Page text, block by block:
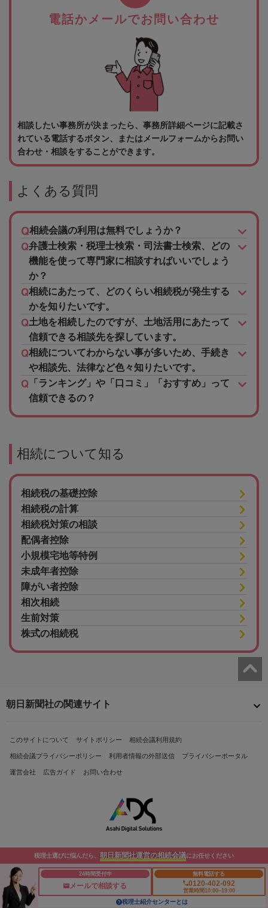
電話かメールでお問い合わせ
相談したい事務所が決まったら、事務所詳細ページに記載さ
れている電話するボタン、またはメールフォームからお問い
合わせ・相談をすることができます。
よくある質問
相続会議の利用は無料でしょうか？
弁護士検索・税理士検索・司法書士検索、どの
機能を使って専門家に相談すればいいでしょう
か？
相続にあたって、どのくらい相続税が発生する
かを知りたいです。
土地を相続したのですが、土地活用にあたって
信頼できる相談先を探しています。
相続についてわからない事が多いため、手続き
や相談先、法律など色々知りたいです。
「ランキング」や「口コミ」「おすすめ」って
信頼できるの？
相続について知る
相続税の基礎控除
相続税の計算
相続税対策の相談
配偶者控除
小規模宅地等特例
未成年者控除
障がい者控除
相次相続
生前対策
株式の相続税
税理士選びに悩んだら、 朝日新聞社運営の相続会議にお任せください
24時間受付中
メールで相談する
無料電話する
0120-402-092
営業時間10:00~19:00
税理士紹介センターとは
朝日新聞社の関連サイト
このサイトについて サイトポリシー 相続会議利用規約
相続会議プライバシーポリシー 利用者情報の外部送信 プライバシーポータル
運営会社 広告ガイド お問い合わせ
Copyright© The Asahi Shimbun Company. All Rights Reserved.